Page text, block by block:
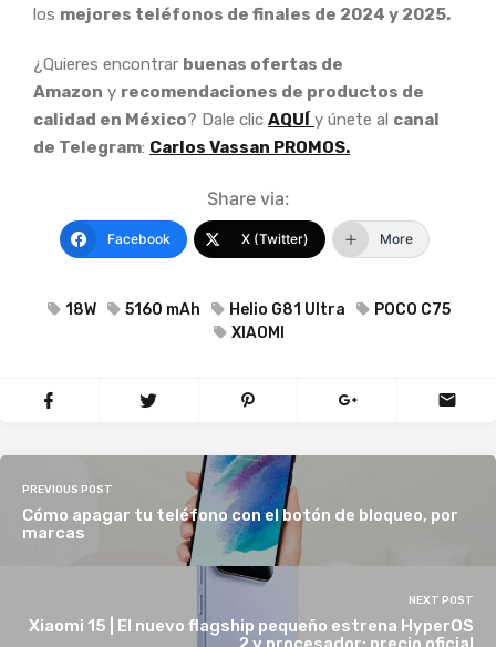
los mejores teléfonos de finales de 2024 y 2025.
¿Quieres encontrar buenas ofertas de
Amazon y recomendaciones de productos de
calidad en México? Dale clic AQUÍ y únete al canal
de Telegram: Carlos Vassan PROMOS.
Share via:
Facebook X (Twitter) More
18W 5160 mAh Helio G81 Ultra
POCO C75
XIAOMI
PREVIOUS POST
Cómo apagar tu teléfono con el botón de bloqueo, por
marcas
NEXT POST
Xiaomi 15 | El nuevo flagship pequeño estrena HyperOS